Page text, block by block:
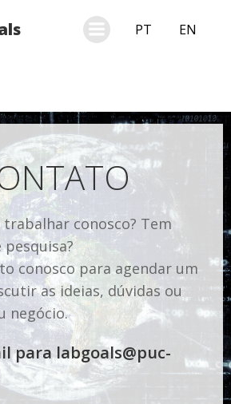
PT EN
conosco? Tem
pesquisa?
conosco para agendar um
as ideias, dúvidas ou
negócio.​
para labgoals@puc-